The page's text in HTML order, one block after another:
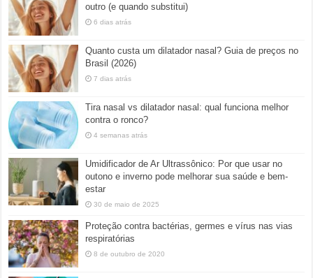
outro (e quando substitui)
6 dias atrás
Quanto custa um dilatador nasal? Guia de preços no
Brasil (2026)
7 dias atrás
Tira nasal vs dilatador nasal: qual funciona melhor
contra o ronco?
4 semanas atrás
Umidificador de Ar Ultrassônico: Por que usar no
outono e inverno pode melhorar sua saúde e bem-
estar
30 de maio de 2025
Proteção contra bactérias, germes e vírus nas vias
respiratórias
8 de outubro de 2020